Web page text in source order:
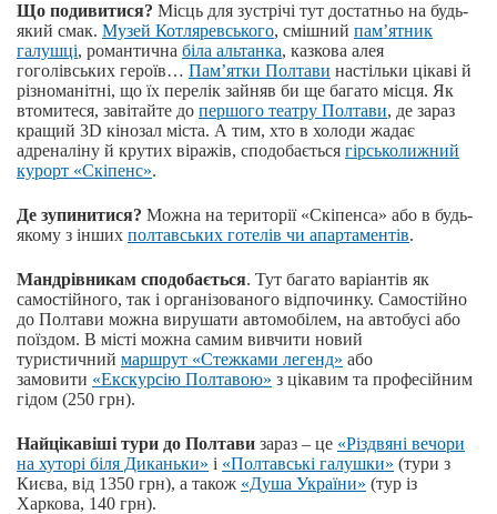
Що подивитися? Місць для зустрічі тут достатньо на будь-
який смак. Музей Котляревського, смішний пам’ятник
галушці, романтична біла альтанка, казкова алея
гоголівських героїв… Пам’ятки Полтави настільки цікаві й
різноманітні, що їх перелік зайняв би ще багато місця. Як
втомитеся, завітайте до першого театру Полтави, де зараз
кращий 3D кінозал міста. А тим, хто в холоди жадає
адреналіну й крутих віражів, сподобається гірськолижний
курорт «Скіпенс».
Де зупинитися? Можна на території «Скіпенса» або в будь-
якому з інших полтавських готелів чи апартаментів.
Мандрівникам сподобається. Тут багато варіантів як
самостійного, так і організованого відпочинку. Самостійно
до Полтави можна вирушати автомобілем, на автобусі або
поїздом. В місті можна самим вивчити новий
туристичний маршрут «Стежками легенд» або
замовити «Екскурсію Полтавою» з цікавим та професійним
гідом (250 грн).
Найцікавіші тури до Полтави зараз – це «Різдвяні вечори
на хуторі біля Диканьки» і «Полтавські галушки» (тури з
Києва, від 1350 грн), а також «Душа України» (тур із
Харкова, 140 грн).